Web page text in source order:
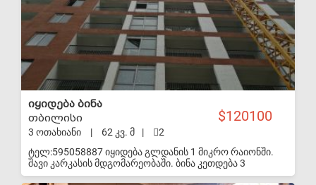
120100
იყიდება ბინა
თბილისი
3 ოთახიანი | 62 კვ. მ |
2
ტელ:595058887 იყიდება გლდანის 1 მიკრო რაიონში.
შავი კარკასის მდგომარეობაში. ბინა კეთდება 3
ოთახიანი ნათელი ბინა 2 საძინებლით. საუკეთესო